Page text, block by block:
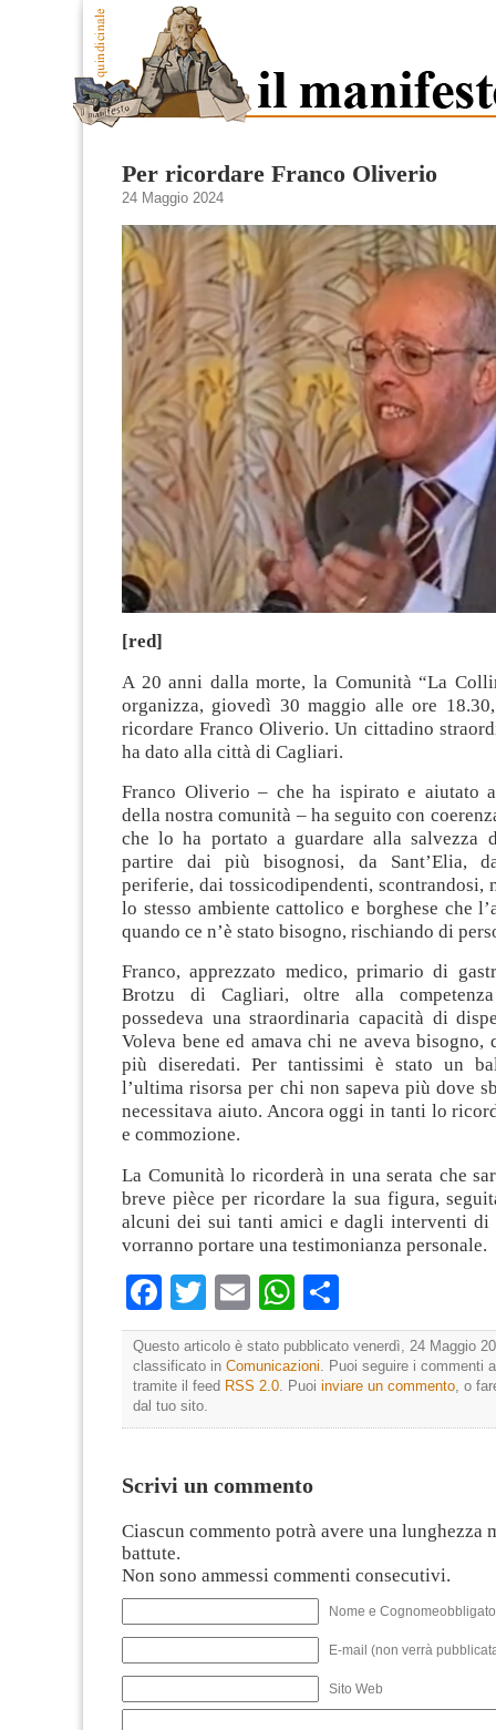
Per ricordare Franco Oliverio
24 Maggio 2024
[red]
A 20 anni dalla morte, la Comunità “La
organizza, giovedì 30 maggio alle ore
ricordare Franco Oliverio. Un cittadino
ha dato alla città di Cagliari.
Franco Oliverio – che ha ispirato e aiutato
della nostra comunità – ha seguito con
che lo ha portato a guardare alla salvezza
partire dai più bisognosi, da Sant’Elia,
periferie, dai tossicodipendenti, scontrandosi,
lo stesso ambiente cattolico e borghese che
quando ce n’è stato bisogno, rischiando di
Franco, apprezzato medico, primario di
Brotzu di Cagliari, oltre alla competenza
possedeva una straordinaria capacità di
Voleva bene ed amava chi ne aveva bisogno,
più diseredati. Per tantissimi è stato un
l’ultima risorsa per chi non sapeva più dove
necessitava aiuto. Ancora oggi in tanti lo
e commozione.
La Comunità lo ricorderà in una serata che
breve pièce per ricordare la sua figura,
alcuni dei sui tanti amici e dagli interventi
vorranno portare una testimonianza personale.
Facebook
TwitterEmailWhatsApp
Questo articolo è stato pubblicato venerdì, 24 Maggio
classificato in Comunicazioni . Puoi seguire i commenti
tramite il feed RSS 2.0 . Puoi inviare un commento , o
dal tuo sito.
Scrivi un commento
Ciascun commento potrà avere una lunghezza
battute.
Non sono ammessi commenti consecutivi.
Nome e
E-mail (non verrà
Sito Web